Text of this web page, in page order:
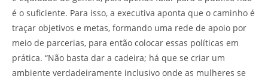
é o suficiente. Para isso, a executiva aponta que o caminho é
traçar objetivos e metas, formando uma rede de apoio por
meio de parcerias, para então colocar essas políticas em
prática. “Não basta dar a cadeira; há que se criar um
ambiente verdadeiramente inclusivo onde as mulheres se